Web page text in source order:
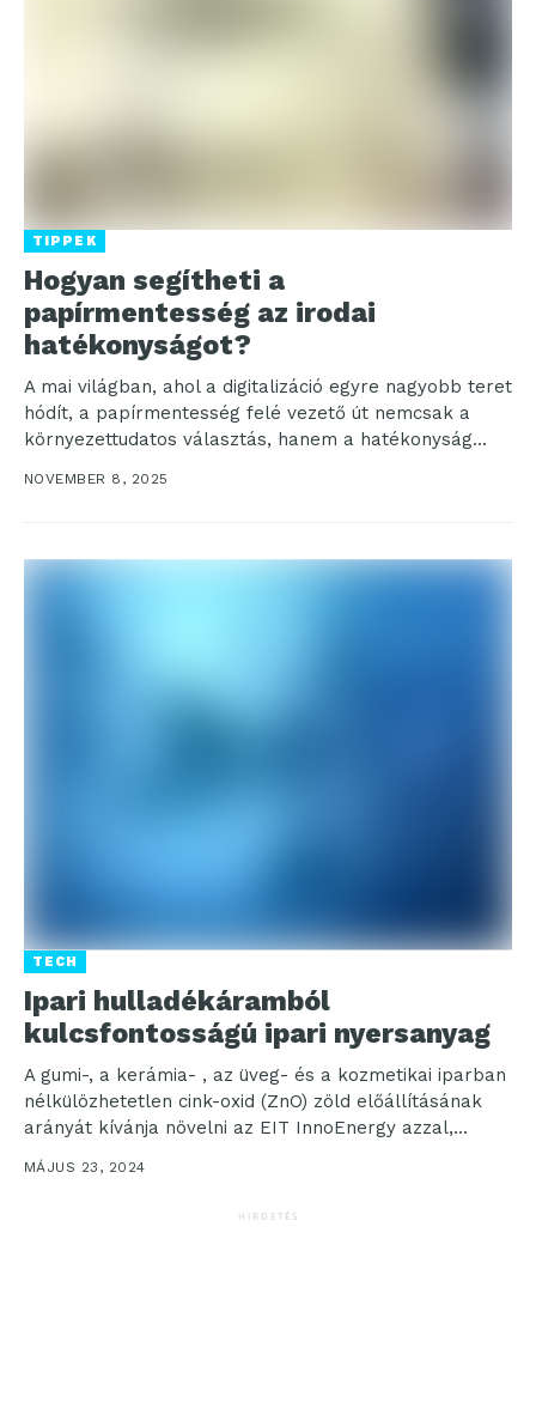
TIPPEK
Hogyan segítheti a
papírmentesség az irodai
hatékonyságot?
A mai világban, ahol a digitalizáció egyre nagyobb teret
hódít, a papírmentesség felé vezető út nemcsak a
környezettudatos választás, hanem a hatékonyság
NOVEMBER 8, 2025
TECH
Ipari hulladékáramból
kulcsfontosságú ipari nyersanyag
A gumi-, a kerámia- , az üveg- és a kozmetikai iparban
nélkülözhetetlen cink-oxid (ZnO) zöld előállításának
arányát kívánja növelni az EIT InnoEnergy azzal,...
MÁJUS 23, 2024
HIRDETÉS